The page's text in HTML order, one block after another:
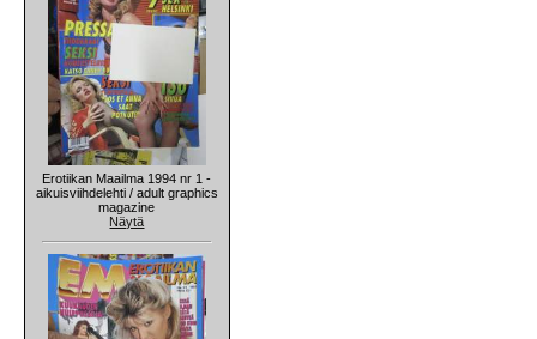
Erotiikan Maailma 1994 nr 1 -
aikuisviihdelehti / adult graphics
magazine
Näytä